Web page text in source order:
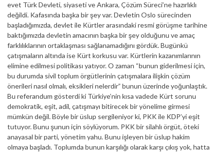
evet Türk Devleti, siyaseti ve Ankara, Çözüm Süreci’ne hazırlıklı
değildi. Kafasında başka bir şey var. Devletin Oslo sürecinden
başladığımızda, devlet ile Kürtler arasındaki resmi görüşme tarihine
baktığımızda devletin amacının başka bir şey olduğunu ve amaç
farklılıklarının ortaklaşması sağlanamadığını gördük. Bugünkü
çatışmaların altında ise Kürt korkusu var. Kürtlerin kazanımlarının
elimine edilmesi politikası yatıyor. O zaman “bunun giderilmesi için,
bu durumda sivil toplum örgütlerinin çatışmalara ilişkin çözüm
önerileri nasıl olmalı, eksikleri nelerdir” bunun üzerinde yoğunlaştık.
Bu referandum gösterdi ki Türkiye’nin kısa vadede Kürt sorunu
demokratik, eşit, adil, çatışmayı bitirecek bir yönelime girmesi
mümkün değil. Böyle bir üslup sergileniyor ki, PKK ile KDP’yi eşit
tutuyor. Bunu şunun için söylüyorum. PKK bir silahlı örgüt, öteki
anayasal bir parti, yönetim yahu. Bunu işleyen bir üslup hakim
olmaya başladı. Toplumda bunun karşılığı olarak karşı çıkış yok, hatta